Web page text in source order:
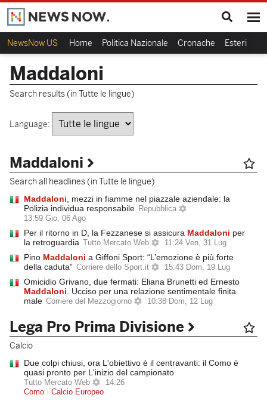
NewsNow US Home Politica Nazionale Cronache Esteri
Maddaloni
Search results (in Tutte le lingue)
Language:
Maddaloni
Search all headlines (in Tutte le lingue)
Maddaloni , mezzi in fiamme nel piazzale aziendale: la
Polizia individua responsabile Repubblica
13:59 Gio, 06 Ago
Per il ritorno in D, la Fezzanese si assicura Maddaloni per
la retroguardia
Tutto Mercato Web 11:24 Ven, 31 Lug
Pino Maddaloni a Giffoni Sport: “L’emozione è più forte
della caduta” Corriere dello Sport.it 15:43 Dom, 19 Lug
Omicidio Grivano, due fermati: Eliana Brunetti ed Ernesto
Maddaloni . Ucciso per una relazione sentimentale finita
male Corriere del Mezzogiorno 10:38 Dom, 12 Lug
Lega Pro Prima Divisione
Calcio
Due colpi chiusi, ora L'obiettivo è il centravanti: il Como è
quasi pronto per L'inizio del campionato
Tutto Mercato Web
14:26
Como
Calcio Europeo